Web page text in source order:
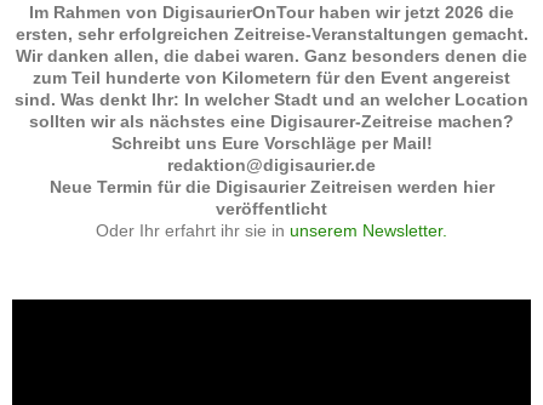
Im Rahmen von DigisaurierOnTour haben wir jetzt 2026 die
ersten, sehr erfolgreichen Zeitreise-Veranstaltungen gemacht.
Wir danken allen, die dabei waren. Ganz besonders denen die
zum Teil hunderte von Kilometern für den Event angereist
sind. Was denkt Ihr: In welcher Stadt und an welcher Location
sollten wir als nächstes eine Digisaurer-Zeitreise machen?
Schreibt uns Eure Vorschläge per Mail!
redaktion@digisaurier.de
Neue Termin für die Digisaurier Zeitreisen werden hier
veröffentlicht
Oder Ihr erfahrt ihr sie in unserem Newsletter.